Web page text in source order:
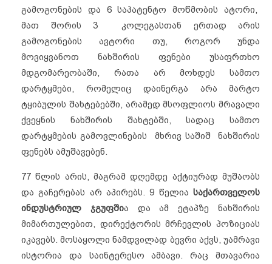
გამოგონების და 6 საპატენტო მოწმობის ატორი,
მათ შორის 3 კოლეგასთან ერთად არის
გამოგონების ავტორი თუ, როგორ უნდა
მოვიყვანოთ ნახშირის ფენები უსაფრთხო
მდგომარეობაში, რათა არ მოხდეს სამთო
დარტყმები, რომელიც დაინერგა არა მარტო
ტყიბულის შახტებებში, არამედ მსოფლიოს მრავალი
ქვეყნის ნახშირის შახტებში, სადაც სამთო
დარტყმების გამოვლინების მხრივ საშიშ ნახშირის
ფენებს ამუშავებენ.
77 წლის არის, მაგრამ დღემდე აქტიურად მუშაობს
და გაჩერებას არ აპირებს. 9 წელია საქართველოს
ინდუსტრიულ
ჯგუფშია და ამ ეტაპზე ნახშირის
მიმართულებით, დირექტორის მრჩევლის პოზიციას
იკავებს. მოსაყოლი ნამდვილად ბევრი აქვს, უამრავი
ისტორია და საინტერესო ამბავი. რაც მთავარია